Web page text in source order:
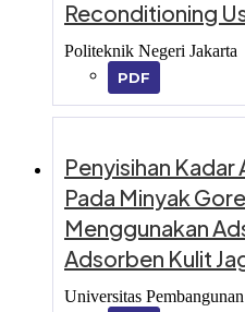
Reconditioning
Politeknik Negeri Jakarta
PDF
Penyisihan Kadar
Pada Minyak
Menggunakan
Adsorben Kulit
Universitas